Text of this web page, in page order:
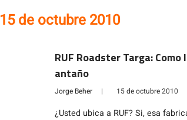
15 de octubre 2010
RUF Roadster Targa: Como
antaño
Jorge Beher | 15 de octubre 2010
¿Usted ubica a RUF? Si, esa